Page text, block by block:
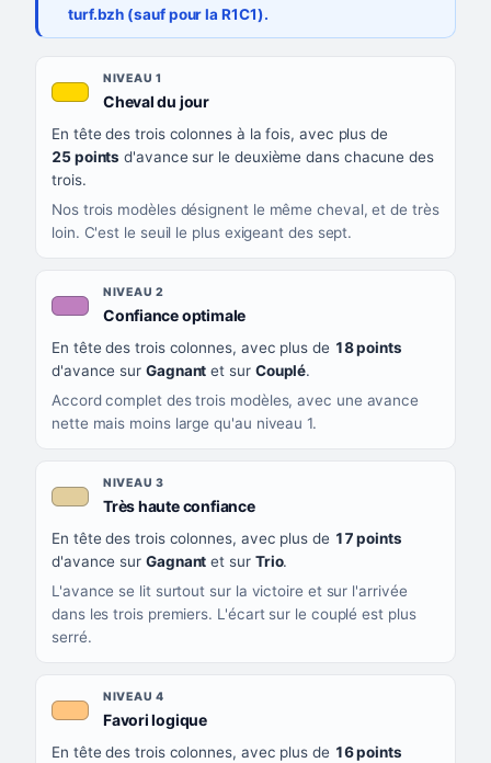
turf.bzh (sauf pour la R1C1).
QUAND LA LIGNE PREND CETTE COULEUR
CE QUE CELA VOUS DIT
NIVEAU 1
Cheval du jour, couleur jaune or
En tête des trois colonnes à la fois, avec plus de
25 points d'avance sur le deuxième dans chacune des
trois.
Nos trois modèles désignent le même cheval, et de très
loin. C'est le seuil le plus exigeant des sept.
NIVEAU 2
Confiance optimale, couleur mauve
En tête des trois colonnes, avec plus de 18 points
d'avance sur Gagnant et sur Couplé.
Accord complet des trois modèles, avec une avance
nette mais moins large qu'au niveau 1.
NIVEAU 3
Très haute confiance, couleur beige
En tête des trois colonnes, avec plus de 17 points
d'avance sur Gagnant et sur Trio.
L'avance se lit surtout sur la victoire et sur l'arrivée
dans les trois premiers. L'écart sur le couplé est plus
serré.
NIVEAU 4
Favori logique, couleur orange clair
En tête des trois colonnes, avec plus de 16 points